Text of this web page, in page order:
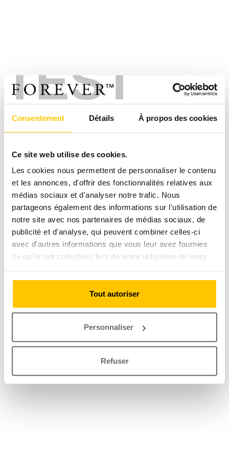
TEST
Consentement Détails À propos des cookies
Ce site web utilise des cookies.
Les cookies nous permettent de personnaliser le contenu
et les annonces, d'offrir des fonctionnalités relatives aux
médias sociaux et d'analyser notre trafic. Nous
partageons également des informations sur l'utilisation de
notre site avec nos partenaires de médias sociaux, de
publicité et d'analyse, qui peuvent combiner celles-ci
avec d'autres informations que vous leur avez fournies
ou qu'ils ont collectées lors de votre utilisation de leurs
Tout autoriser
Personnaliser
Refuser